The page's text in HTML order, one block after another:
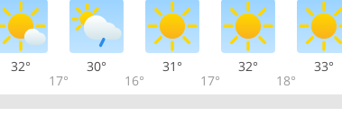
32°
17°
30°
16°
31°
17°
32°
18°
33°